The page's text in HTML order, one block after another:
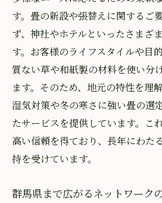
す。畳の新設や張替えに関するご
ず、神社やホテルといったさまざ
す。お客様のライフスタイルや目
質ない草や和紙製の材料を使い分
ます。そのため、地元の特性を理
湿気対策や冬の寒さに強い畳の選
たサービスを提供しています。こ
高い信頼を得ており、長年にわた
持を受けています。
群馬県まで広がるネットワーク